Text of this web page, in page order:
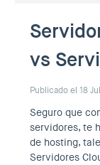
vs
Publicado el 18
Seguro que
servidores, te
de hosting,
Servidores